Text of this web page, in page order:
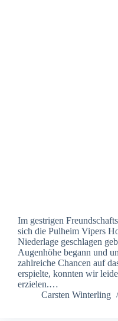
Im gestrigen
sich die Pulheim Vipers
Niederlage geschlagen
Augenhöhe begann und
zahlreiche Chancen auf
erspielte, konnten wir
erzielen.…
Carsten Winterling